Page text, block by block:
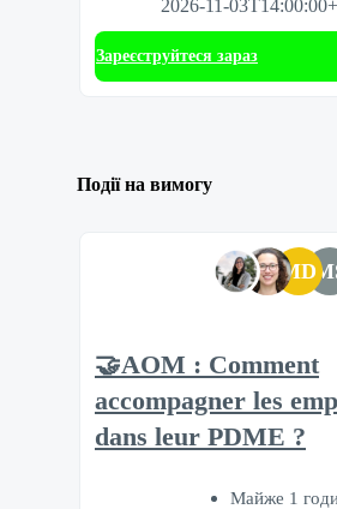
2026-11-
Зареєструйтеся зараз
Події на вимогу
MD
🤝AOM : Comment
accompagner les
dans leur PDME ?
Майже 1